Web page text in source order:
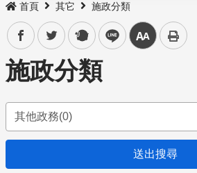
首頁 其它 施政分類
facebooktwitter plurk line 中
施政分類